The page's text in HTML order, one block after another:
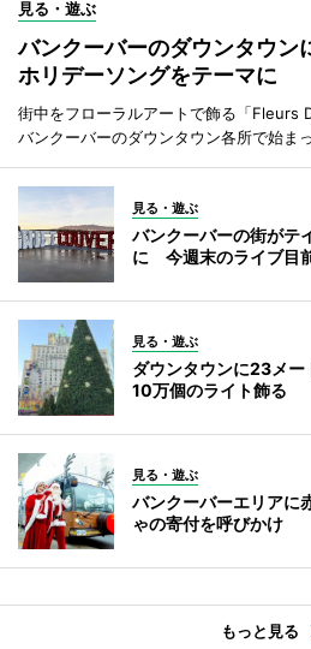
見る・遊ぶ
バンクーバーのダウンタウ
ホリデーソングをテーマに
街中をフローラルアートで飾る「Fleurs
バンクーバーのダウンタウン各所で始まっ
見る・遊ぶ
バンクーバーの街がテ
に 今週末のライブ目
見る・遊ぶ
ダウンタウンに23メ
10万個のライト飾る
見る・遊ぶ
バンクーバーエリア
ゃの寄付を呼びかけ
もっと見る